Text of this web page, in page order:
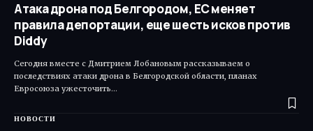
Атака дрона под Белгородом, ЕС меняет
правила депортации, еще шесть исков против
Diddy
Сегодня вместе с Дмитрием Лобановым рассказываем о
последствиях атаки дрона в Белгородской области, планах
Евросоюза ужесточить…
НОВОСТИ